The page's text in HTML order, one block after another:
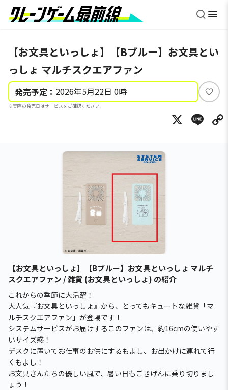
【お文具といっしょ】【Bブルー】お文具とい
っしょ マルチスクエアファン
発売予定： 2026年5月22日 0時
※実際の発売日はサービスをご確認ください。
い
ね
X
【お文具といっしょ】【Bブルー】お文具といっしょ マルチ
スクエアファン / 雑貨 (お文具といっしょ) の紹介
これからの季節に大活躍！
大人気『お文具といっしょ』から、とってもキュートな雑貨「マ
ルチスクエアファン」が登場です！
システムサービスがお届けするこのファンは、約16cmの使いやす
いサイズ感！
デスクに置いてお仕事のお供にするもよし、お出かけに連れて行
くもよし！
お文具さんたちの優しい風で、暑い日もごきげんに乗り切りまし
ょう！